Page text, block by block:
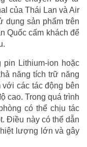
của Thái Lan và Air
dụng sản phẩm trên
Quốc cấm khách để
Lithium-ion hoặc
năng tích trữ năng
các tác động bên
cao. Trong quá trình
có thể chịu tác
Điều này có thể dẫn
lượng lớn và gây